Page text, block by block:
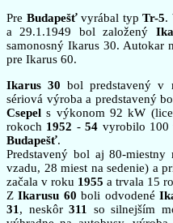
Pre Budapešťvyrábal typ Tr-5.
a 29.1.1949 bol založený
samonosný Ikarus 30. Autokar
pre Ikarus 60.
Ikarus 30 bol predstavený v
sériová výroba a predstavený
Csepel s výkonom 92 kW
rokoch 1952 -54 vyrobilo 100
Budapešť.
Predstavený bol aj 80-miestny
vzadu, 28 miest na sedenie) a
začala v roku 1955 a trvala 15
ZIkarusu 60 boli odvodené
31 , neskôr311
so silnejším